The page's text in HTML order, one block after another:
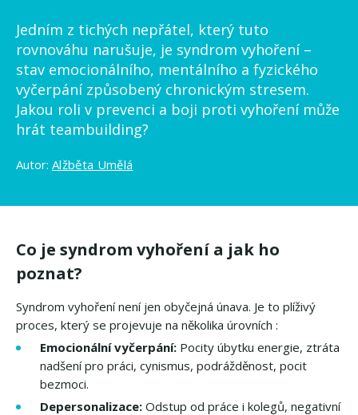
Jedním z tichých nepřátel, který tuto
rovnováhu narušuje, je syndrom vyhoření –
stav emocionálního, mentálního a fyzického
vyčerpání způsobený chronickým stresem.
Jakou roli v prevenci a boji proti vyhoření může
hrát teambuilding?
Autor: Alžběta Umělá
Co je syndrom vyhoření a jak ho
poznat?
Syndrom vyhoření není jen obyčejná únava. Je to plíživý
proces, který se projevuje na několika úrovních :
Emocionální vyčerpání: Pocity úbytku energie, ztráta
nadšení pro práci, cynismus, podrážděnost, pocit
bezmoci.
Depersonalizace: Odstup od práce i kolegů, negativní